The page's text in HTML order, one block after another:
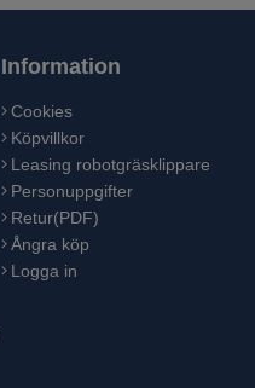
Information
Cookies
Köpvillkor
Leasing robotgräsklippare
Personuppgifter
Retur(PDF)
Ångra köp
Logga in